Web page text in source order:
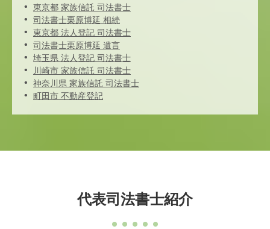
東京都 家族信託 司法書士
司法書士栗原博延 相続
東京都 法人登記 司法書士
司法書士栗原博延 遺言
埼玉県 法人登記 司法書士
川崎市 家族信託 司法書士
神奈川県 家族信託 司法書士
町田市 不動産登記
代表司法書士紹介